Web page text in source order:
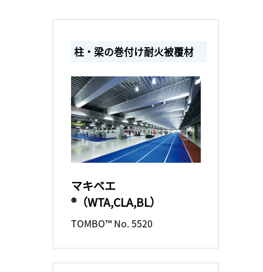
柱・梁の巻付け耐火被覆材
マキベエ
®（WTA,CLA,BL）
TOMBO™ No. 5520